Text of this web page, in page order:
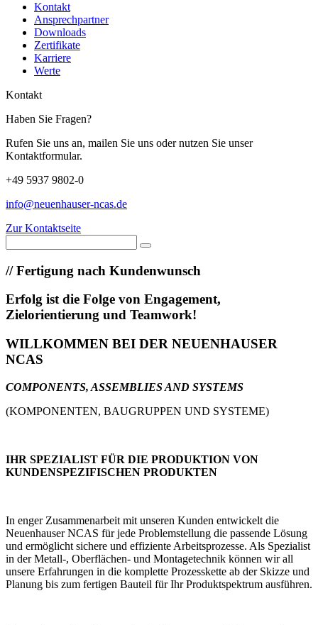
Kontakt
Ansprechpartner
Downloads
Zertifikate
Karriere
Werte
Kontakt
Haben Sie Fragen?
Rufen Sie uns an, mailen Sie uns oder nutzen Sie unser
Kontaktformular.
+49 5937 9802-0
info@neuenhauser-ncas.de
Zur Kontaktseite
//Fertigung nach Kundenwunsch
Erfolg ist die Folge von Engagement,
Zielorientierung und Teamwork!
WILLKOMMEN BEI DER NEUENHAUSER
NCAS
COMPONENTS, ASSEMBLIES AND SYSTEMS
(KOMPONENTEN, BAUGRUPPEN UND SYSTEME)
IHR SPEZIALIST FÜR DIE PRODUKTION VON
KUNDENSPEZIFISCHEN PRODUKTEN
In enger Zusammenarbeit mit unseren Kunden entwickelt die
Neuenhauser NCAS für jede Problemstellung die passende Lösung
und ermöglicht sichere und effiziente Arbeitsprozesse. Als Spezialist
in der Metall-, Oberflächen- und Montagetechnik können wir all
unsere Erfahrungen in die komplette Prozesskette ab der Skizze und
Planung bis zum fertigen Bauteil für Ihr Produktspektrum ausführen.